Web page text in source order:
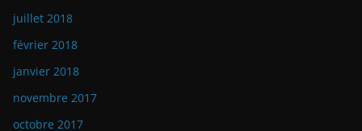
juillet 2018
février 2018
janvier 2018
novembre 2017
octobre 2017